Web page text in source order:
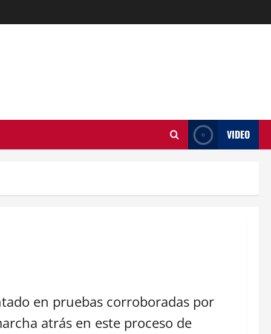
VIDEO
en pruebas corroboradas por
atrás en este proceso de